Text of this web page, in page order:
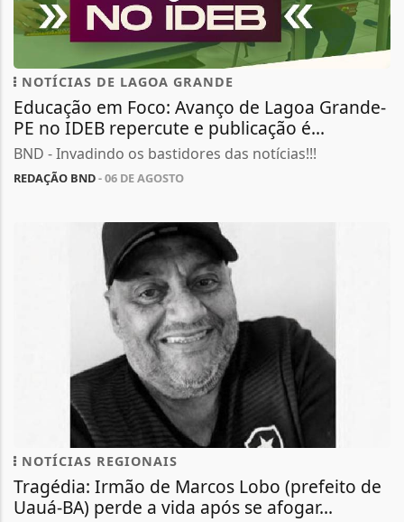
NOTÍCIAS DE LAGOA GRANDE
Educação em Foco: Avanço de Lagoa Grande-
PE no IDEB repercute e publicação é...
BND - Invadindo os bastidores das notícias!!!
REDAÇÃO BND- 06 DE AGOSTO
NOTÍCIAS REGIONAIS
Tragédia: Irmão de Marcos Lobo (prefeito de
Uauá-BA) perde a vida após se afogar...